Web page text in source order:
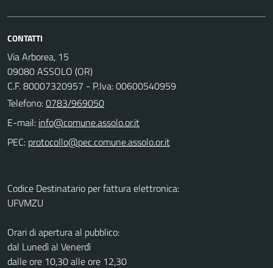
CONTATTI
Via Arborea, 15
09080 ASSOLO (OR)
C.F. 80007320957 - P.Iva: 00600540959
Telefono:0783/969050
E-mail:
PEC:
Codice Destinatario per fattura elettronica:
UFVMZU
Orari di apertura al pubblico:
dal Lunedì al Venerdì
dalle ore 10,30 alle ore 12,30